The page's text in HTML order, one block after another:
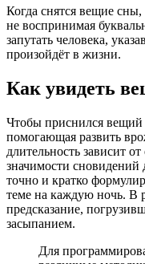
Когда снятся вещие
не воспринимая
запутать человека,
произойдёт в жизни.
Как увидеть
Чтобы приснился вещий
помогающая развить
длительность зависит
значимости сновидений
точно и кратко
теме на каждую ночь. В
предсказание,
засыпанием.
Для